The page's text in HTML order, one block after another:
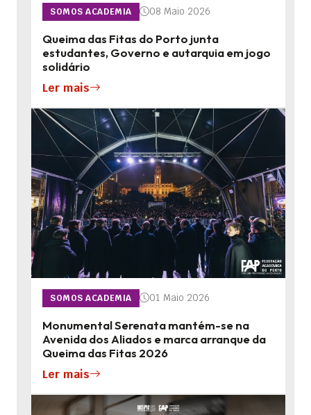
SOMOS ACADEMIA 08 Maio 2026
Queima das Fitas do Porto junta
estudantes, Governo e autarquia em jogo
solidário
Ler mais
SOMOS ACADEMIA 01 Maio 2026
Monumental Serenata mantém-se na
Avenida dos Aliados e marca arranque da
Queima das Fitas 2026
Ler mais